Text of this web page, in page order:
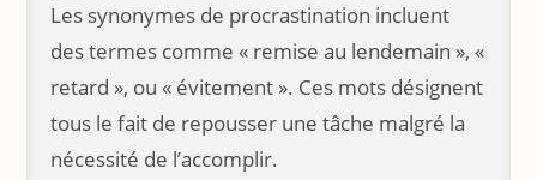
Les synonymes de procrastination incluent
des termes comme « remise au lendemain », «
retard », ou « évitement ». Ces mots désignent
tous le fait de repousser une tâche malgré la
nécessité de l’accomplir.